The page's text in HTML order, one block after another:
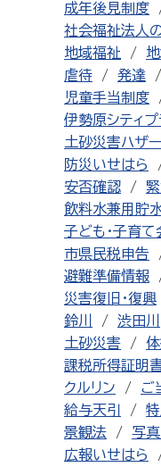
成年後見制度
社会福祉法人
地域福祉
虐待
発達
児童手当制度
伊勢原シティ
土砂災害ハザ
防災いせはら
安否確認
飲料水兼用貯
子ども・子育て
市県民税申告
避難準備情報
災害復旧・復興
鈴川
渋田川
土砂災害
課税所得証明
クルリン
ご
給与天引
景観法
写
広報いせはら